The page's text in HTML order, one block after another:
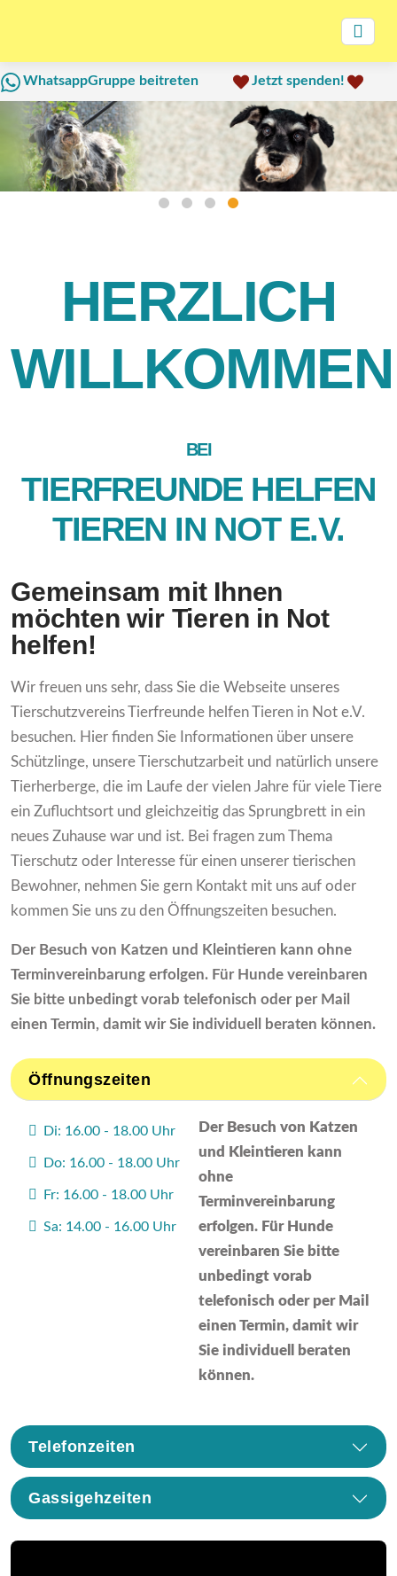
WhatsappGruppe beitreten Jetzt spenden!
HERZLICH
WILLKOMMEN
BEI
TIERFREUNDE HELFEN
TIEREN IN NOT E.V.
Gemeinsam mit Ihnen
möchten wir Tieren in Not
helfen!
Wir freuen uns sehr, dass Sie die Webseite unseres
Tierschutzvereins Tierfreunde helfen Tieren in Not e.V.
besuchen. Hier finden Sie Informationen über unsere
Schützlinge, unsere Tierschutzarbeit und natürlich unsere
Tierherberge, die im Laufe der vielen Jahre für viele Tiere
ein Zufluchtsort und gleichzeitig das Sprungbrett in ein
neues Zuhause war und ist. Bei fragen zum Thema
Tierschutz oder Interesse für einen unserer tierischen
Bewohner, nehmen Sie gern Kontakt mit uns auf oder
kommen Sie uns zu den Öffnungszeiten besuchen.
Der Besuch von Katzen und Kleintieren kann ohne
Terminvereinbarung erfolgen. Für Hunde vereinbaren
Sie bitte unbedingt vorab telefonisch oder per Mail
einen Termin, damit wir Sie individuell beraten können.
Öffnungszeiten
Di: 16.00 - 18.00 Uhr
Do: 16.00 - 18.00 Uhr
Fr: 16.00 - 18.00 Uhr
Sa: 14.00 - 16.00 Uhr
Der Besuch von Katzen
und Kleintieren kann
ohne
Terminvereinbarung
erfolgen. Für Hunde
vereinbaren Sie bitte
unbedingt vorab
telefonisch oder per Mail
einen Termin, damit wir
Sie individuell beraten
können.
Telefonzeiten
Gassigehzeiten